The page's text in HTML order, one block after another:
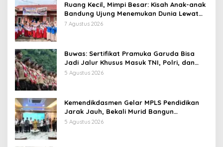
Ruang Kecil, Mimpi Besar: Kisah Anak-anak
Bandung Ujung Menemukan Dunia Lewat
Literasi
7 Agustus 2026
Buwas: Sertifikat Pramuka Garuda Bisa
Jadi Jalur Khusus Masuk TNI, Polri, dan
Perguruan Tinggi
5 Agustus 2026
Kemendikdasmen Gelar MPLS Pendidikan
Jarak Jauh, Bekali Murid Bangun
Kemandirian Belajar
5 Agustus 2026